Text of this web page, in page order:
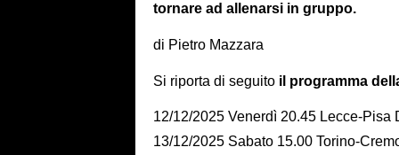
tornare ad allenarsi in gruppo.
di Pietro Mazzara
Si riporta di seguito il programma
12/12/2025 Venerdì 20.45 Lecce-Pisa
13/12/2025 Sabato 15.00 Torino-